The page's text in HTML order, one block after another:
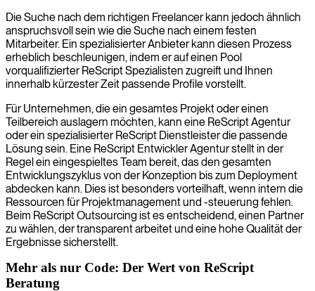
Die Suche nach dem richtigen Freelancer kann jedoch ähnlich
anspruchsvoll sein wie die Suche nach einem festen
Mitarbeiter. Ein spezialisierter Anbieter kann diesen Prozess
erheblich beschleunigen, indem er auf einen Pool
vorqualifizierter ReScript Spezialisten zugreift und Ihnen
innerhalb kürzester Zeit passende Profile vorstellt.
Für Unternehmen, die ein gesamtes Projekt oder einen
Teilbereich auslagern möchten, kann eine ReScript Agentur
oder ein spezialisierter ReScript Dienstleister die passende
Lösung sein. Eine ReScript Entwickler Agentur stellt in der
Regel ein eingespieltes Team bereit, das den gesamten
Entwicklungszyklus von der Konzeption bis zum Deployment
abdecken kann. Dies ist besonders vorteilhaft, wenn intern die
Ressourcen für Projektmanagement und -steuerung fehlen.
Beim ReScript Outsourcing ist es entscheidend, einen Partner
zu wählen, der transparent arbeitet und eine hohe Qualität der
Ergebnisse sicherstellt.
Mehr als nur Code: Der Wert von ReScript
Beratung